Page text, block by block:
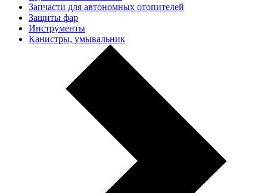
Запчасти для автономных отопителей
Защиты фар
Инструменты
Канистры, умывальник